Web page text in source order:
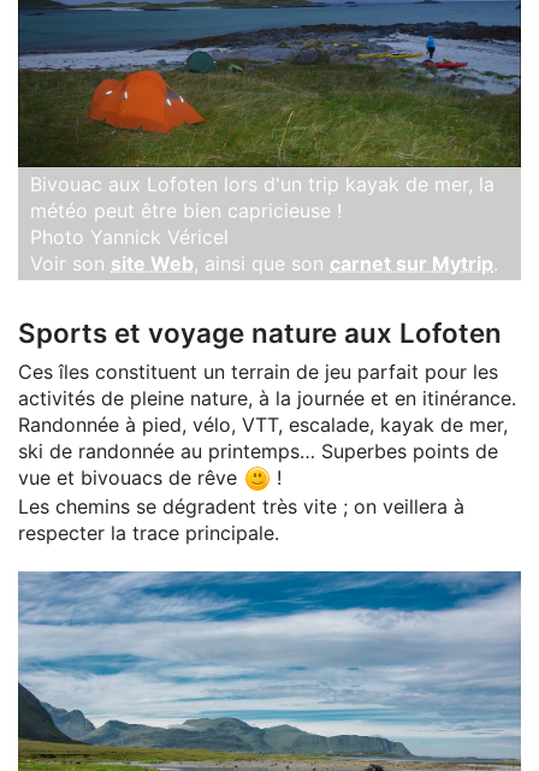
Bivouac aux Lofoten lors d'un trip kayak de mer, la
météo peut être bien capricieuse !
Photo Yannick Véricel
Voir son site Web, ainsi que son carnet sur Mytrip.
Sports et voyage nature aux Lofoten
Ces îles constituent un terrain de jeu parfait pour les
activités de pleine nature, à la journée et en itinérance.
Randonnée à pied, vélo, VTT, escalade, kayak de mer,
ski de randonnée au printemps… Superbes points de
vue et bivouacs de rêve
!
Les chemins se dégradent très vite ; on veillera à
respecter la trace principale.